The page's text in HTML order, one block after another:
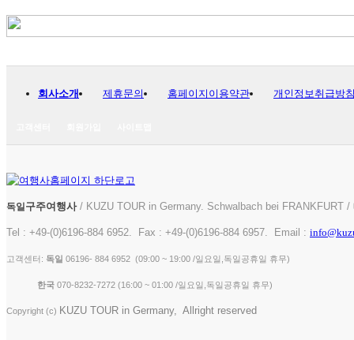
회사소개 제휴문의 홈페이지이용약관 개인정보취급방침
독일구주여행사/ KUZU TOUR in Germany. Schwalbach bei FRANKFURT /
Tel : +49-(0)6196-884 6952. Fax : +49-(0)6196-884 6957. Email :
고객센터: 독일 06196- 884 6952 (09:00 ~ 19:00 /일요일,독일공휴일 휴무)
한국 070-8232-7272 ( 16:00 ~ 01:00 /일요일,독일공휴일 휴무)
Copyright (c) KUZU TOUR in Germany, Allright reserved